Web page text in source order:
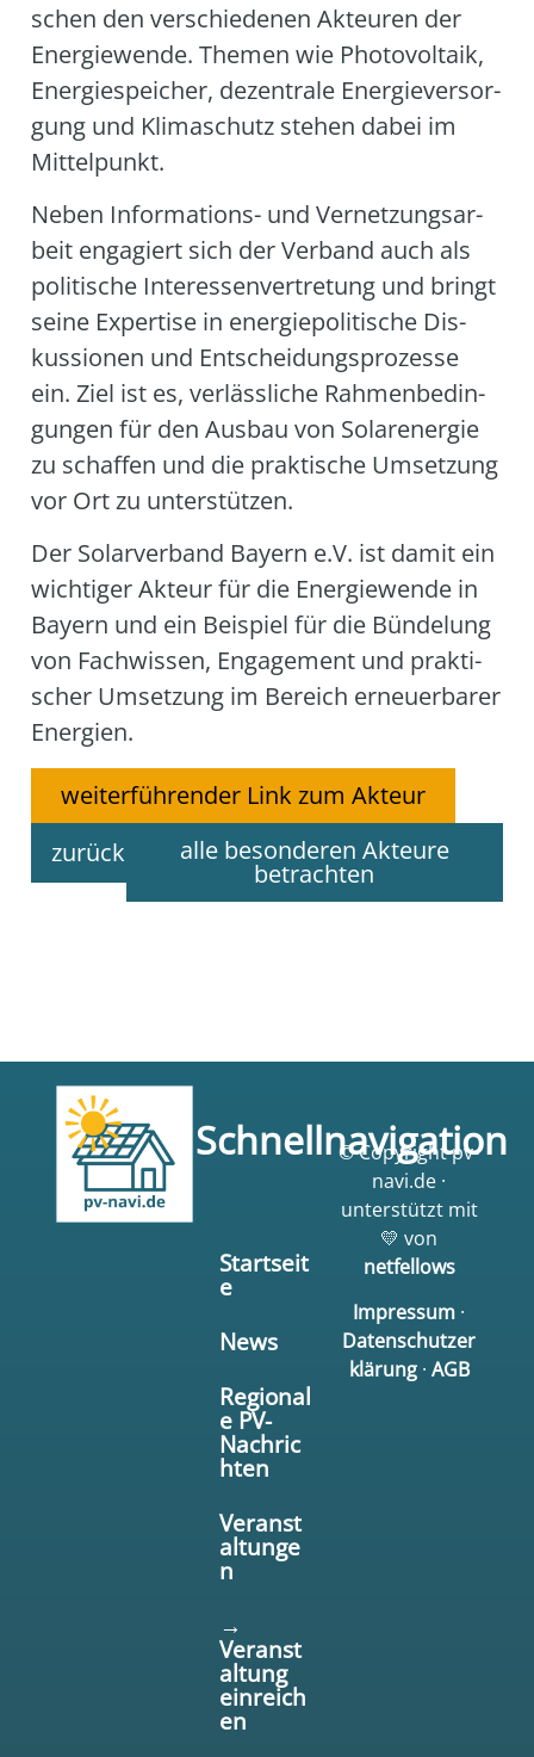
schen den ver­schie­de­nen Akteu­ren der
Ener­gie­wen­de. The­men wie Pho­to­vol­ta­ik,
Ener­gie­spei­cher, dezen­tra­le Ener­gie­ver­sor­
gung und Kli­ma­schutz ste­hen dabei im
Mit­tel­punkt.
Neben Infor­ma­ti­ons- und Ver­net­zungs­ar­
beit enga­giert sich der Ver­band auch als
poli­ti­sche Inter­es­sen­ver­tre­tung und bringt
sei­ne Exper­ti­se in ener­gie­po­li­ti­sche Dis­
kus­sio­nen und Ent­schei­dungs­pro­zes­se
ein. Ziel ist es, ver­läss­li­che Rah­men­be­din­
gun­gen für den Aus­bau von Solar­ener­gie
zu schaf­fen und die prak­ti­sche Umset­zung
vor Ort zu unter­stüt­zen.
Der Solar­ver­band Bay­ern e.V. ist damit ein
wich­ti­ger Akteur für die Ener­gie­wen­de in
Bay­ern und ein Bei­spiel für die Bün­de­lung
von Fach­wis­sen, Enga­ge­ment und prak­ti­
scher Umset­zung im Bereich erneu­er­ba­rer
Ener­gien.
weiterführender Link zum Akteur
zurück
alle besonderen Akteure
betrachten
Schnellnavigation
Startseit
e
News
Regional
e PV-
Nachric
hten
Veranst
altunge
n
→
Veranst
altung
einreich
en
© Copyright pv-
navi.de ·
unterstützt mit
💛 von
netfellows
Impressum ·
Datenschutzer
klärung· AGB